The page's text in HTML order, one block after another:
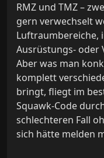
RMZ und TMZ –
gern verwechselt
Luftraumbereiche,
Ausrüstungs- oder
Aber was man
komplett
bringt, fliegt im
Squawk-Code
schlechteren Fall
sich hätte melden